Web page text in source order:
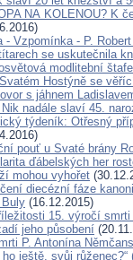
NA KOLENOU? K
- Vzpomínka - P.
se uskutečnila
modlitební
Hostýně se
s jáhnem
nadále slaví 45.
týdeník: Otřesný
pouť u Svaté brány
ďábelských her
mohou vyhořet
diecézní fáze
(16.12.2015)
15. výročí
jeho působení
P. Antonína
ho ještě, svůj